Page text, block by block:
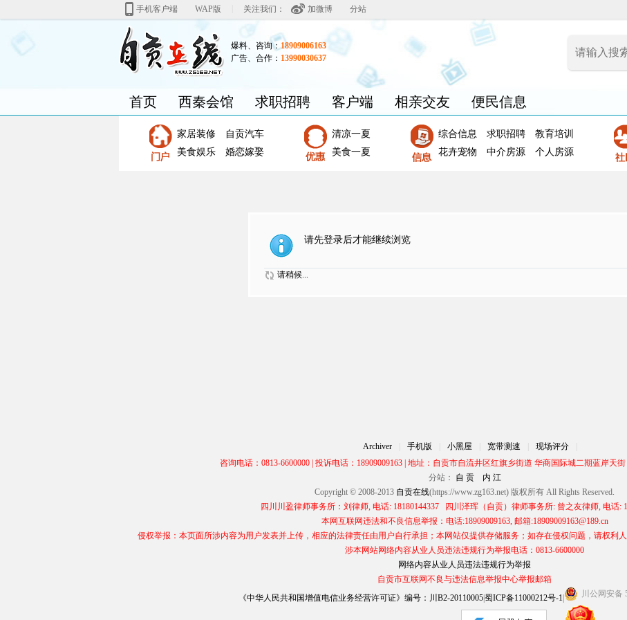
手机客户端 WAP版 关注我们： 加微博 分站
爆料、咨询：18909006163
广告、合作： 13990030637
首页 西秦会馆 求职招聘 客户端 相亲交友 便民信息
家居装修
自贡汽车
美食娱乐
婚恋嫁娶
清凉一夏
美食一夏
综合信息 求职招聘
教育培训
花卉宠物
中介房源 个人房源
请先登录后才能继续浏览
请稍候...
Archiver 手机版 小黑屋 宽带测速 现场评分
咨询电话：0813-6600000 | 投诉电话：18909009163 | 地址：自贡市自流井区红旗乡街道 华商国际城二期蓝岸天
分站：
自 贡
内 江
Copyright © 2008-2013 自贡在线(https://www.zg163.net) 版权所有 All Rights Reserved.
四川川盈律师事务所：刘律师, 电话: 18180144337 四川泽珲（自贡）律师事务所: 曾之友律师, 电话:
本网互联网违法和不良信息举报：电话:18909009163, 邮箱:18909009163@189.cn
侵权举报：本页面所涉内容为用户发表并上传，相应的法律责任由用户自行承担；本网站仅提供存储服务；如存在侵权问题，请权利
涉本网站网络内容从业人员违法违规行为举报电话：0813-6600000
网络内容从业人员违法违规行为举报
自贡市互联网不良与违法信息举报中心举报邮箱
《中华人民共和国增值电信业务经营许可证》编号：川B2-20110005|蜀ICP备11000212号-1 川公网安备